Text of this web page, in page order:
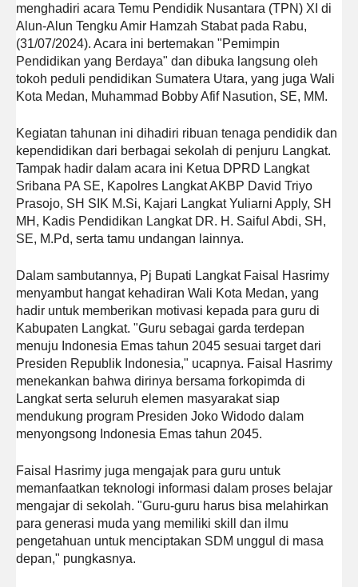
menghadiri acara Temu Pendidik Nusantara (TPN) XI di
Alun-Alun Tengku Amir Hamzah Stabat pada Rabu,
(31/07/2024). Acara ini bertemakan "Pemimpin
Pendidikan yang Berdaya" dan dibuka langsung oleh
tokoh peduli pendidikan Sumatera Utara, yang juga Wali
Kota Medan, Muhammad Bobby Afif Nasution, SE, MM.
Kegiatan tahunan ini dihadiri ribuan tenaga pendidik dan
kependidikan dari berbagai sekolah di penjuru Langkat.
Tampak hadir dalam acara ini Ketua DPRD Langkat
Sribana PA SE, Kapolres Langkat AKBP David Triyo
Prasojo, SH SIK M.Si, Kajari Langkat Yuliarni Apply, SH
MH, Kadis Pendidikan Langkat DR. H. Saiful Abdi, SH,
SE, M.Pd, serta tamu undangan lainnya.
Dalam sambutannya, Pj Bupati Langkat Faisal Hasrimy
menyambut hangat kehadiran Wali Kota Medan, yang
hadir untuk memberikan motivasi kepada para guru di
Kabupaten Langkat. "Guru sebagai garda terdepan
menuju Indonesia Emas tahun 2045 sesuai target dari
Presiden Republik Indonesia," ucapnya. Faisal Hasrimy
menekankan bahwa dirinya bersama forkopimda di
Langkat serta seluruh elemen masyarakat siap
mendukung program Presiden Joko Widodo dalam
menyongsong Indonesia Emas tahun 2045.
Faisal Hasrimy juga mengajak para guru untuk
memanfaatkan teknologi informasi dalam proses belajar
mengajar di sekolah. "Guru-guru harus bisa melahirkan
para generasi muda yang memiliki skill dan ilmu
pengetahuan untuk menciptakan SDM unggul di masa
depan," pungkasnya.